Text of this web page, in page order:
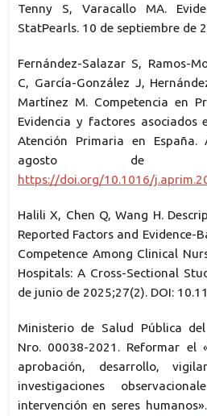
Tenny S, Varacallo MA.
StatPearls. 10 de septiembre de
Fernández-Salazar S, Ramos-
C, García-González J,
Martínez M. Competencia en
Evidencia y factores asociados
Atención Primaria en
agosto de
https://doi.org/10.1016/
Halili X, Chen Q, Wang H.
Reported Factors and Evidence-
Competence Among Clinical
Hospitals: A Cross-Sectional
de junio de 2025;27(2). DOI:
Ministerio de Salud Pública del
Nro. 00038-2021. Reformar el
aprobación, desarrollo,
investigaciones
intervención en seres